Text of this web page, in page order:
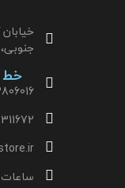
جنوبی،پلاک 192،(روبروی
خط
ساعات کاری :